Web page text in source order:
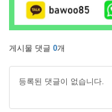
게시물 댓글 0개
등록된 댓글이 없습니다.